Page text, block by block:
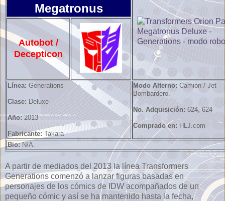
Megatronus
Autobot /
Decepticon
Línea: Generations
Clase: Deluxe
Año: 2013
Fabricante: Takara
Modo Alterno: Camión / Jet
Bombardero.
No. Adquisición: 624, 624
Comprado en: HLJ.com
Bio:N/A.
A partir de mediados del 2013 la línea Transformers
Generations comenzó a lanzar figuras basadas en
personajes de los cómics de IDW acompañados de un
pequeño cómic y así se ha mantenido hasta la fecha,